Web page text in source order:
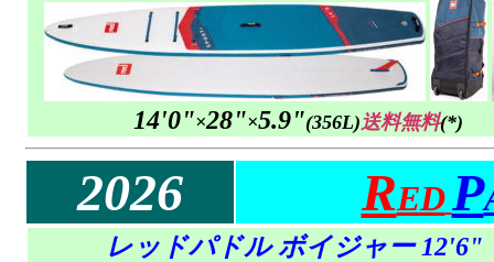
14'0"×28"×5.9"(356L)送料無料(*)
2026 REDP
レッドパドル ボイジャー 12'6"